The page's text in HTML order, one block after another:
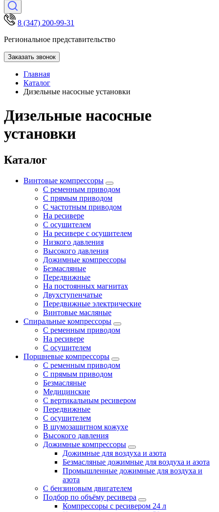
8 (347) 200-99-31
Региональное представительство
Заказать звонок
Главная
Каталог
Дизельные насосные установки
Дизельные насосные
установки
Каталог
Винтовые компрессоры
С ременным приводом
С прямым приводом
С частотным приводом
На ресивере
С осушителем
На ресивере с осушителем
Низкого давления
Высокого давления
Дожимные компрессоры
Безмасляные
Передвижные
На постоянных магнитах
Двухступенчатые
Передвижные электрические
Винтовые масляные
Спиральные компрессоры
С ременным приводом
На ресивере
С осушителем
Поршневые компрессоры
С ременным приводом
С прямым приводом
Безмасляные
Медицинские
С вертикальным ресивером
Передвижные
С осушителем
В шумозащитном кожухе
Высокого давления
Дожимные компрессоры
Дожимные для воздуха и азота
Безмасляные дожимные для воздуха и азота
Промышленные дожимные для воздуха и
азота
С бензиновым двигателем
Подбор по объёму ресивера
Компрессоры с ресивером 24 л